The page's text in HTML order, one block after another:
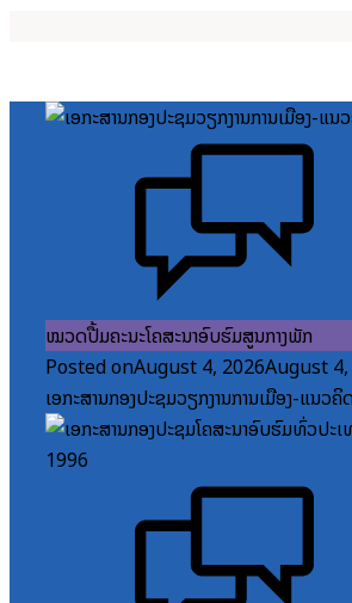
ໝວດປື້ມຄະນະໂຄສະນາອົບຮົມສູນກາງພັກ
Posted onAugust 4, 2026August
ເອກະສານກອງປະຊຸມວຽກງານການເມືອງ-ແນວ